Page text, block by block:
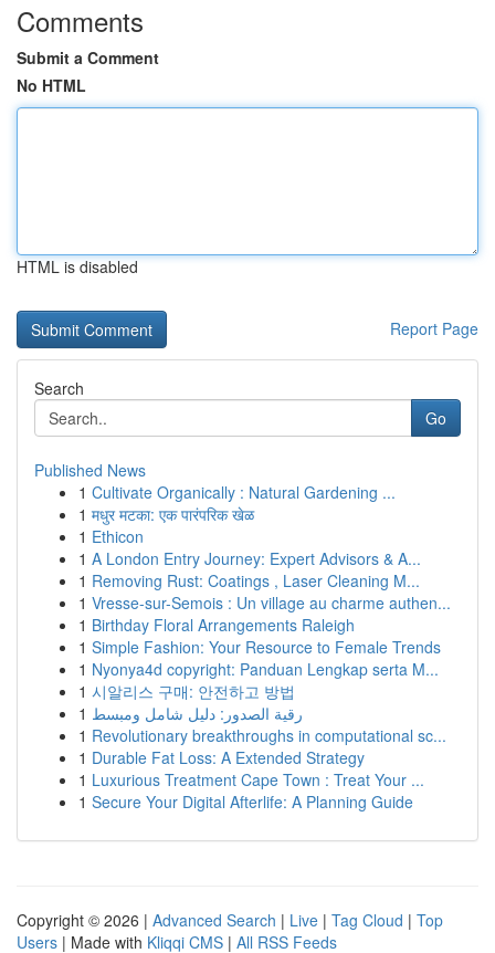
Comments
Submit a Comment
No HTML
HTML is disabled
Report Page
Search
Go
Published News
1 Cultivate Organically : Natural Gardening ...
1 मधुर मटका: एक पारंपरिक खेळ
1 Ethicon
1 A London Entry Journey: Expert Advisors & A...
1 Removing Rust: Coatings , Laser Cleaning M...
1 Vresse-sur-Semois : Un village au charme authen...
1 Birthday Floral Arrangements Raleigh
1 Simple Fashion: Your Resource to Female Trends
1 Nyonya4d copyright: Panduan Lengkap serta M...
1 시알리스 구매: 안전하고 방법
1 رقية الصدور: دليل شامل ومبسط
1 Revolutionary breakthroughs in computational sc...
1 Durable Fat Loss: A Extended Strategy
1 Luxurious Treatment Cape Town : Treat Your ...
1 Secure Your Digital Afterlife: A Planning Guide
Copyright © 2026 | Advanced Search | Live | Tag Cloud | Top
Users | Made with Kliqqi CMS | All RSS Feeds